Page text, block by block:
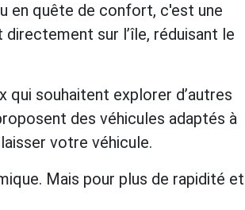
en quête de confort, c'est une
sur l’île, réduisant le
souhaitent explorer d’autres
des véhicules adaptés à
votre véhicule.
Mais pour plus de rapidité et